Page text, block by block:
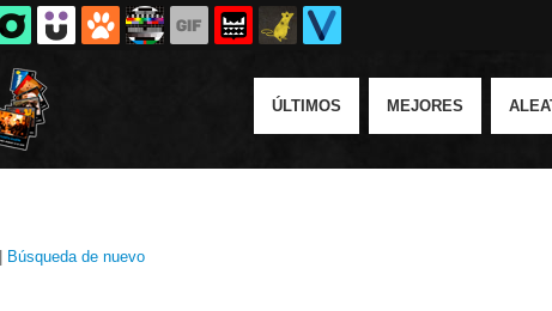
ÚLTIMOS MEJORES
Búsqueda de nuevo